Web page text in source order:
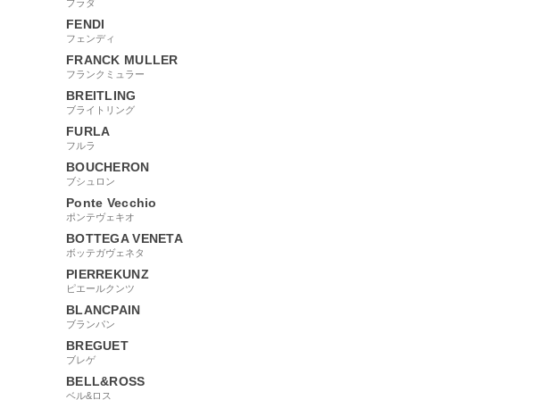
プラダ
FENDI
フェンディ
FRANCK MULLER
フランクミュラー
BREITLING
ブライトリング
FURLA
フルラ
BOUCHERON
ブシュロン
Ponte Vecchio
ポンテヴェキオ
BOTTEGA VENETA
ボッテガヴェネタ
PIERREKUNZ
ピエールクンツ
BLANCPAIN
ブランパン
BREGUET
ブレゲ
BELL&ROSS
ベル&ロス